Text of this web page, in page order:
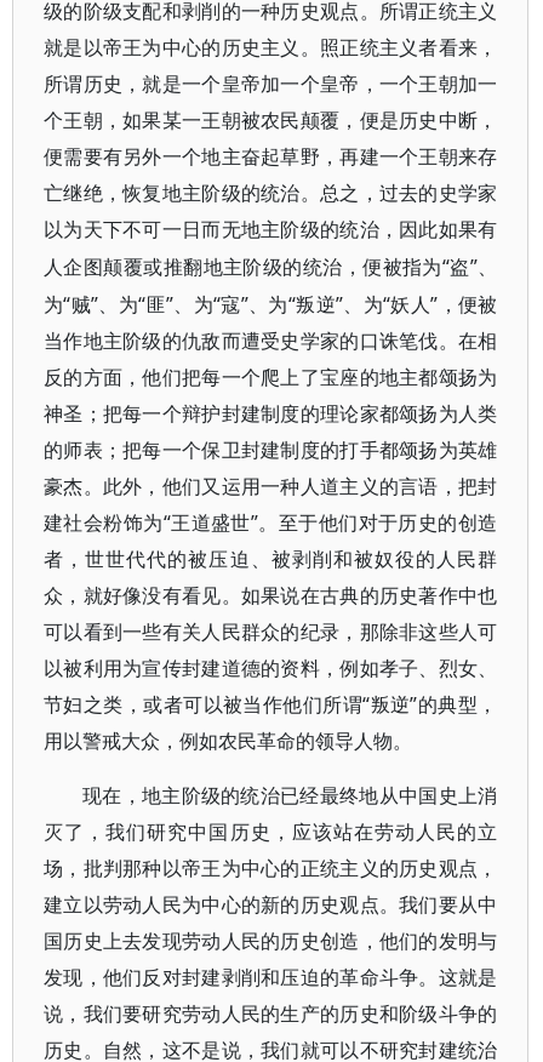
级的阶级支配和剥削的一种历史观点。所谓正统主义
就是以帝王为中心的历史主义。照正统主义者看来，
所谓历史，就是一个皇帝加一个皇帝，一个王朝加一
个王朝，如果某一王朝被农民颠覆，便是历史中断，
便需要有另外一个地主奋起草野，再建一个王朝来存
亡继绝，恢复地主阶级的统治。总之，过去的史学家
以为天下不可一日而无地主阶级的统治，因此如果有
人企图颠覆或推翻地主阶级的统治，便被指为“盗”、
为“贼”、为“匪”、为“寇”、为“叛逆”、为“妖人”，便被
当作地主阶级的仇敌而遭受史学家的口诛笔伐。在相
反的方面，他们把每一个爬上了宝座的地主都颂扬为
神圣；把每一个辩护封建制度的理论家都颂扬为人类
的师表；把每一个保卫封建制度的打手都颂扬为英雄
豪杰。此外，他们又运用一种人道主义的言语，把封
建社会粉饰为“王道盛世”。至于他们对于历史的创造
者，世世代代的被压迫、被剥削和被奴役的人民群
众，就好像没有看见。如果说在古典的历史著作中也
可以看到一些有关人民群众的纪录，那除非这些人可
以被利用为宣传封建道德的资料，例如孝子、烈女、
节妇之类，或者可以被当作他们所谓“叛逆”的典型，
用以警戒大众，例如农民革命的领导人物。
现在，地主阶级的统治已经最终地从中国史上消
灭了，我们研究中国历史，应该站在劳动人民的立
场，批判那种以帝王为中心的正统主义的历史观点，
建立以劳动人民为中心的新的历史观点。我们要从中
国历史上去发现劳动人民的历史创造，他们的发明与
发现，他们反对封建剥削和压迫的革命斗争。这就是
说，我们要研究劳动人民的生产的历史和阶级斗争的
历史。自然，这不是说，我们就可以不研究封建统治